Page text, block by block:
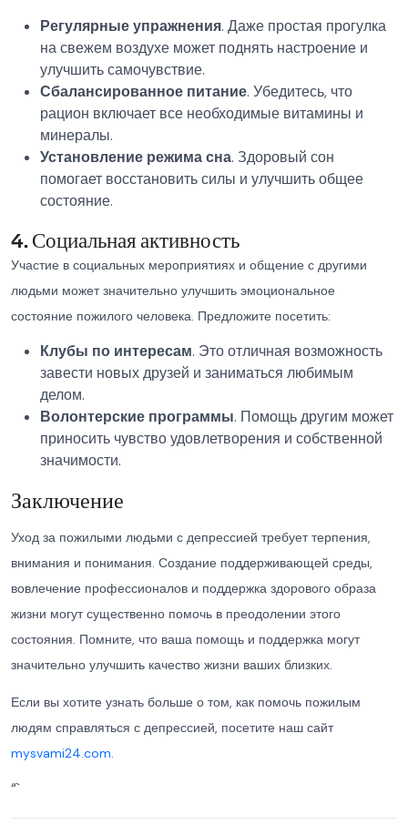
Регулярные упражнения. Даже простая прогулка
на свежем воздухе может поднять настроение и
улучшить самочувствие.
Сбалансированное питание. Убедитесь, что
рацион включает все необходимые витамины и
минералы.
Установление режима сна. Здоровый сон
помогает восстановить силы и улучшить общее
состояние.
4. Социальная активность
Участие в социальных мероприятиях и общение с другими
людьми может значительно улучшить эмоциональное
состояние пожилого человека. Предложите посетить:
Клубы по интересам. Это отличная возможность
завести новых друзей и заниматься любимым
делом.
Волонтерские программы. Помощь другим может
приносить чувство удовлетворения и собственной
значимости.
Заключение
Уход за пожилыми людьми с депрессией требует терпения,
внимания и понимания. Создание поддерживающей среды,
вовлечение профессионалов и поддержка здорового образа
жизни могут существенно помочь в преодолении этого
состояния. Помните, что ваша помощь и поддержка могут
значительно улучшить качество жизни ваших близких.
Если вы хотите узнать больше о том, как помочь пожилым
людям справляться с депрессией, посетите наш сайт
mysvami24.com.
“`